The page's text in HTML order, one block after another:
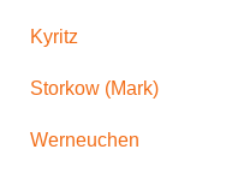
Kyritz
Storkow (Mark)
Werneuchen